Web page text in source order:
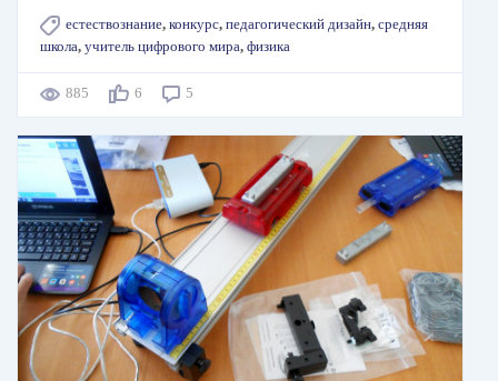
естествознание, конкурс, педагогический дизайн, средняя
школа, учитель цифрового мира, физика
885 6 5